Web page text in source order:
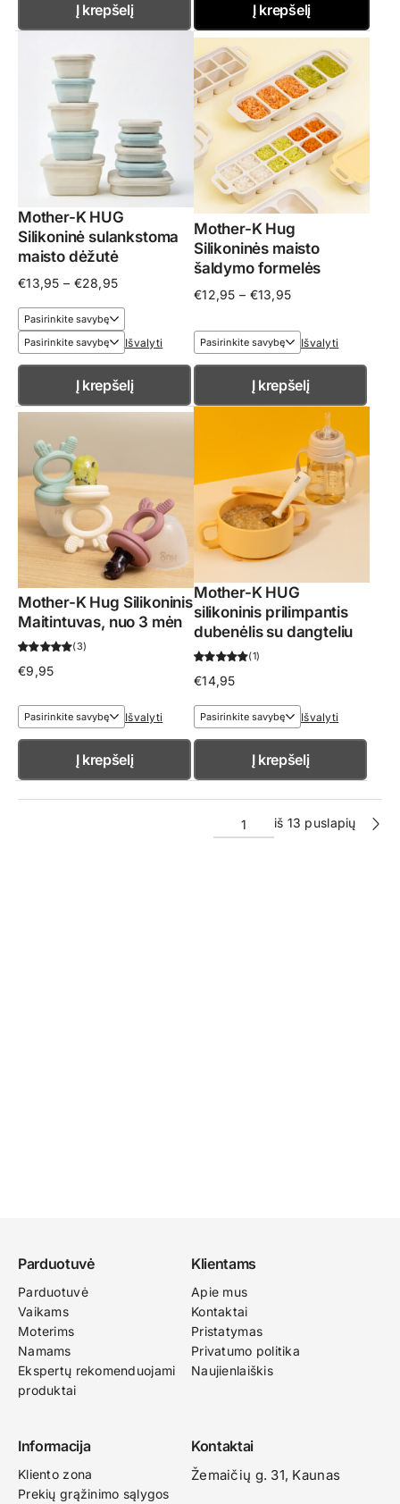
Į krepšelį Į krepšelį
Mother-K HUG
Silikoninė sulankstoma
maisto dėžutė
€13,95 – €28,95Price
€13,95
through
€28,95
Išvalyti
Į krepšelį
Mother-K Hug
Silikoninės maisto
šaldymo formelės
€12,95 – €13,95Price
through
€13,95
Išvalyti
Į krepšelį
Mother-K Hug Silikoninis
Maitintuvas, nuo 3 mėn
3
€9,95
Išvalyti
Į krepšelį
Mother-K HUG
silikoninis prilimpantis
dubenėlis su dangteliu
1
€14,95
Išvalyti
Į krepšelį
iš 13 puslapių
Parduotuvė
Parduotuvė
Vaikams
Moterims
Namams
Ekspertų rekomenduojami
produktai
Klientams
Apie mus
Kontaktai
Pristatymas
Privatumo politika
Naujienlaiškis
Informacija
Kliento zona
Prekių grąžinimo sąlygos
Kontaktai
Žemaičių g. 31, Kaunas​